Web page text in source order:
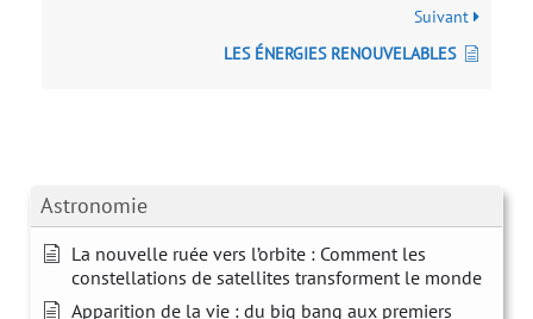
Astronomie
La nouvelle ruée vers l’orbite : Comment les
constellations de satellites transforment le monde
Apparition de la vie : du big bang aux premiers
Suivant
LES ÉNERGIES RENOUVELABLES